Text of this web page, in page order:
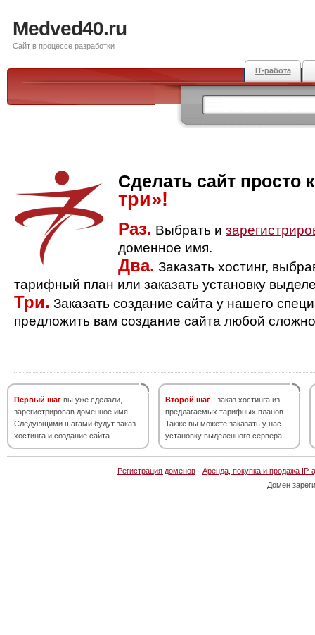
Medved40.ru
Сайт в процессе разработки
IT-работа
Сделать сайт просто
три»!
Раз. Выбрать и
доменное имя.
Два. Заказать хостинг,
тарифный план или заказать установку
Три. Заказать создание сайта у нашего
предложить вам создание сайта любой
Первый шаг вы уже сделали,
зарегистрировав доменное имя.
Следующими шагами будут заказ
хостинга и создание сайта.
Второй шаг - заказ хостинга из
предлагаемых тарифных планов.
Также вы можете заказать у нас
установку выделенного сервера.
Регистрация доменов· Аренда, покупка и продажа IP-
Домен